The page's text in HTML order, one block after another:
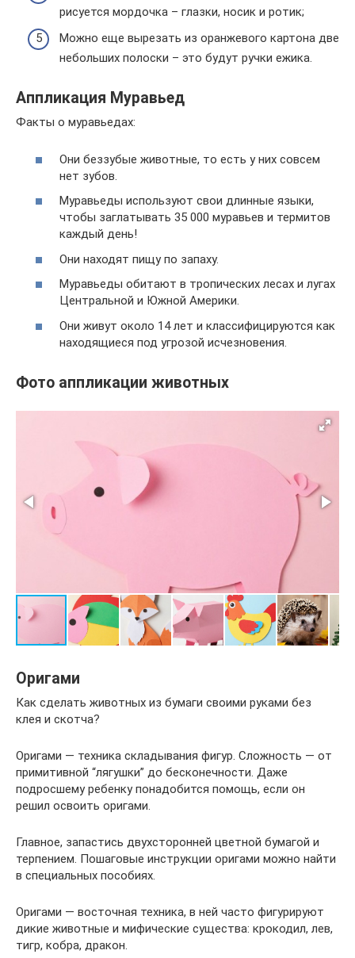
рисуется мордочка – глазки, носик и ротик;
Можно еще вырезать из оранжевого картона две
небольших полоски – это будут ручки ежика.
Аппликация Муравьед
Факты о муравьедах:
Они беззубые животные, то есть у них совсем
нет зубов.
Муравьеды используют свои длинные языки,
чтобы заглатывать 35 000 муравьев и термитов
каждый день!
Они находят пищу по запаху.
Муравьеды обитают в тропических лесах и лугах
Центральной и Южной Америки.
Они живут около 14 лет и классифицируются как
находящиеся под угрозой исчезновения.
Фото аппликации животных
Оригами
Как сделать животных из бумаги своими руками без
клея и скотча?
Оригами — техника складывания фигур. Сложность — от
примитивной “лягушки” до бесконечности. Даже
подросшему ребенку понадобится помощь, если он
решил освоить оригами.
Главное, запастись двухсторонней цветной бумагой и
терпением. Пошаговые инструкции оригами можно найти
в специальных пособиях.
Оригами — восточная техника, в ней часто фигурируют
дикие животные и мифические существа: крокодил, лев,
тигр, кобра, дракон.